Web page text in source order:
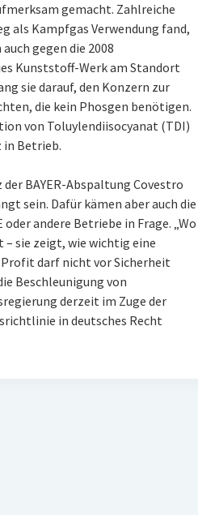
gemacht. Zahlreiche
als Kampfgas Verwendung fand,
gegen die 2008
Kunststoff-Werk am Standort
sie darauf, den Konzern zur
die kein Phosgen benötigen.
von Toluylendiisocyanat (TDI)
in Betrieb.
BAYER-Abspaltung Covestro
sein. Dafür kämen aber auch die
andere Betriebe in Frage. „Wo
sie zeigt, wie wichtig eine
darf nicht vor Sicherheit
Beschleunigung von
derzeit im Zuge der
in deutsches Recht